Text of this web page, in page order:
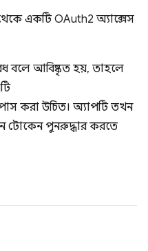
একটি OAuth2 অ্যাক্সেস
বলে আবিষ্কৃত হয়, তাহলে
করা উচিত। অ্যাপটি তখন
টোকেন পুনরুদ্ধার করতে